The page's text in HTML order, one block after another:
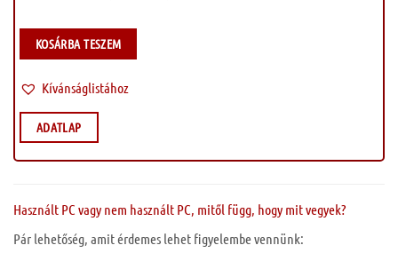
KOSÁRBA TESZEM
Kívánságlistához
ADATLAP
Használt PC vagy nem használt PC, mitől függ, hogy mit vegyek?
Pár lehetőség, amit érdemes lehet figyelembe vennünk: